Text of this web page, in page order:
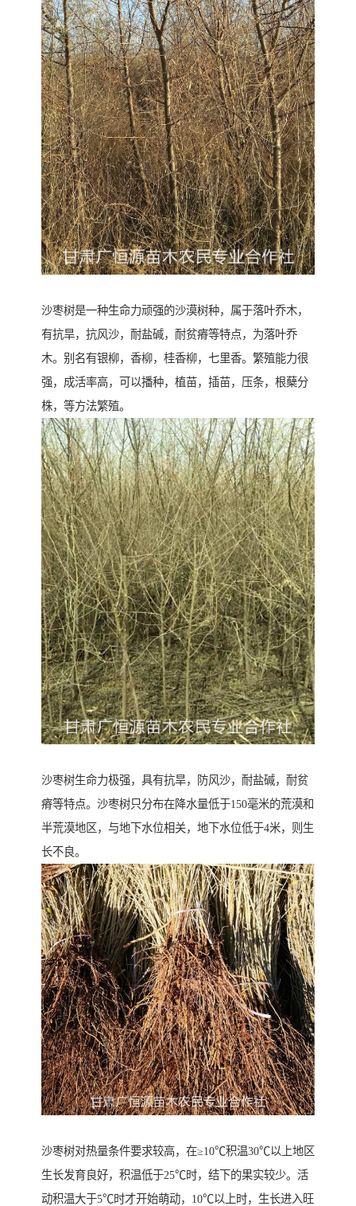
沙枣树是一种生命力顽强的沙漠树种，属于落叶乔木，
有抗旱，抗风沙，耐盐碱，耐贫瘠等特点，为落叶乔
木。别名有银柳，香柳，桂香柳，七里香。繁殖能力很
强，成活率高，可以播种，植苗，插苗，压条，根蘖分
株，等方法繁殖。
沙枣树生命力极强，具有抗旱，防风沙，耐盐碱，耐贫
瘠等特点。沙枣树只分布在降水量低于150毫米的荒漠和
半荒漠地区，与地下水位相关，地下水位低于4米，则生
长不良。
沙枣树对热量条件要求较高，在≥10℃积温30℃以上地区
生长发育良好，积温低于25℃时，结下的果实较少。活
动积温大于5℃时才开始萌动，10℃以上时，生长进入旺